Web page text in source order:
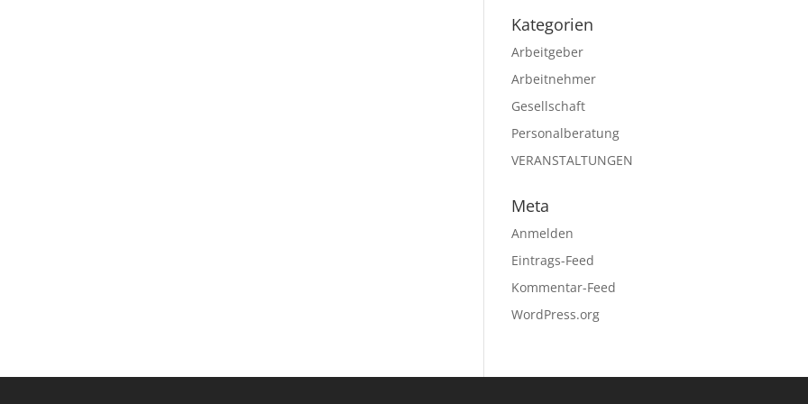
Kategorien
Arbeitgeber
Arbeitnehmer
Gesellschaft
Personalberatung
VERANSTALTUNGEN
Meta
Anmelden
Eintrags-Feed
Kommentar-Feed
WordPress.org